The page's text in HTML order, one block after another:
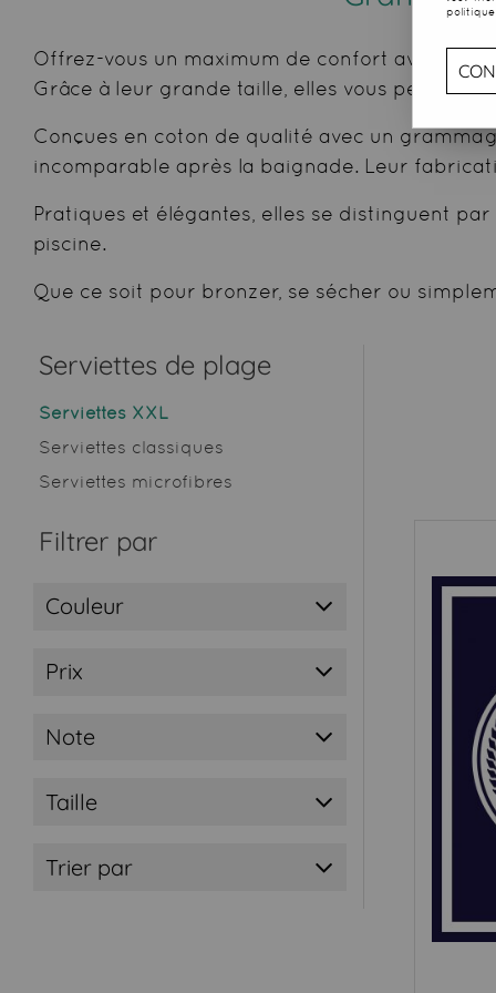
Offrez-vous un maximum de confort avec
Grâce à leur grande taille, elles vous
Conçues en coton de qualité avec un
incomparable après la baignade. Leur
Pratiques et élégantes, elles se distinguent
piscine.
Que ce soit pour bronzer, se sécher ou
Serviettes de plage
Serviettes XXL
Serviettes classiques
Serviettes microfibres
Filtrer par
Couleur
Prix
Note
Taille
Trier par